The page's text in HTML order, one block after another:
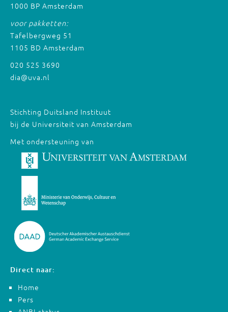
1000 BP Amsterdam
voor pakketten:
Tafelbergweg 51
1105 BD Amsterdam
020 525 3690
dia@uva.nl
Stichting Duitsland Instituut
bij de Universiteit van Amsterdam
Met ondersteuning van
Direct naar:
Home
Pers